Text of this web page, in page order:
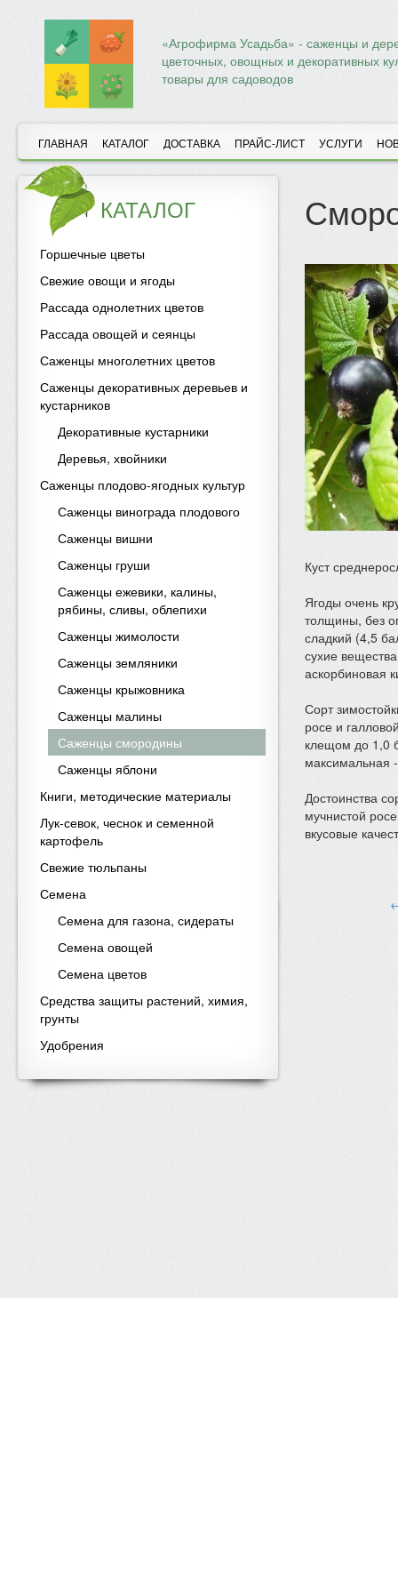
«Агрофирма Усадьба» - саженцы и
цветочных, овощных и декоративных
товары для садоводов
ГЛАВНАЯ КАТАЛОГ ДОСТАВКА ПРАЙС-ЛИСТ УСЛУГИ
КАТАЛОГ
Горшечные цветы
Свежие овощи и ягоды
Рассада однолетних цветов
Рассада овощей и сеянцы
Саженцы многолетних цветов
Саженцы декоративных деревьев и
кустарников
Декоративные кустарники
Деревья, хвойники
Саженцы плодово-ягодных культур
Саженцы винограда плодового
Саженцы вишни
Саженцы груши
Саженцы ежевики, калины,
рябины, сливы, облепихи
Саженцы жимолости
Саженцы земляники
Саженцы крыжовника
Саженцы малины
Саженцы смородины
Саженцы яблони
Книги, методические материалы
Лук-севок, чеснок и семенной
картофель
Свежие тюльпаны
Семена
Семена для газона, сидераты
Семена овощей
Семена цветов
Средства защиты растений, химия,
грунты
Удобрения
Куст
Ягоды очень
толщины, без
сладкий (4,5
сухие
аскорбиновая
Сорт
росе и
клещом до 1,0
максимальная
Достоинства
мучнистой
вкусовые